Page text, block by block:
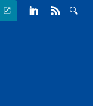
Preheader